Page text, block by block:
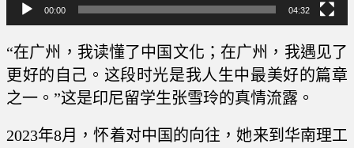
00:00 04:32
“在广州，我读懂了中国文化；在广州，我遇见了
更好的自己。这段时光是我人生中最美好的篇章
之一。”这是印尼留学生张雪玲的真情流露。
2023年8月，怀着对中国的向往，她来到华南理工